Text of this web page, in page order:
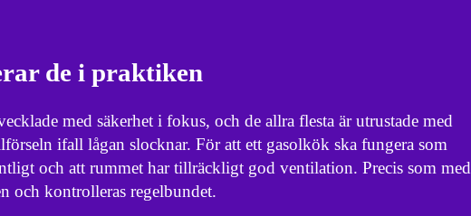
de i praktiken
med säkerhet i fokus, och de allra flesta är utrustade med
ifall lågan slocknar. För att ett gasolkök ska fungera som
och att rummet har tillräckligt god ventilation. Precis som med
och kontrolleras regelbundet.